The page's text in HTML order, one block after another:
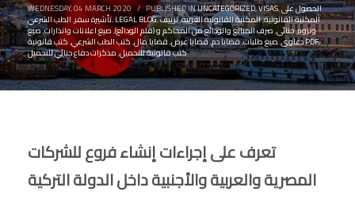
WEDNESDAY, 04 MARCH 2020 / PUBLISHED INUNCATEGORIZED,VISAS,الحصول على
تأشيرة سفر,الطب الشرعي ,LEGAL BLOG, المكتبة القانونية,المكتبة القانونية العربية,تزييف
وتزوير,جنائى,صرف المبالغ والودائع من المحاكم و (قلم الودائع),صيغ اعلانات وانذارات,صيغ
دعاوى,صيغ طلبات,قضايا دم,قضايا عرض,قضايا مال,كتب الطب الشرعي, كتب قانونية PDF,
كتب قانونية للتحميل,مذكرات دفاع جنائي للتحميل
تعرف على إجراءات إنشاء فروع للشركات
المصرية والعربية والأجنبية داخل الدولة التركية